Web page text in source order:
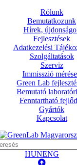
Rólunk
Bemutatkozunk
Hírek,
Fejlesztések
Adatkezelési
Szolgáltatások
Szerviz
Immisszió
Green Lab
Bemutató
Fenntartható
Gyártók
Kapcsolat
HUNENG